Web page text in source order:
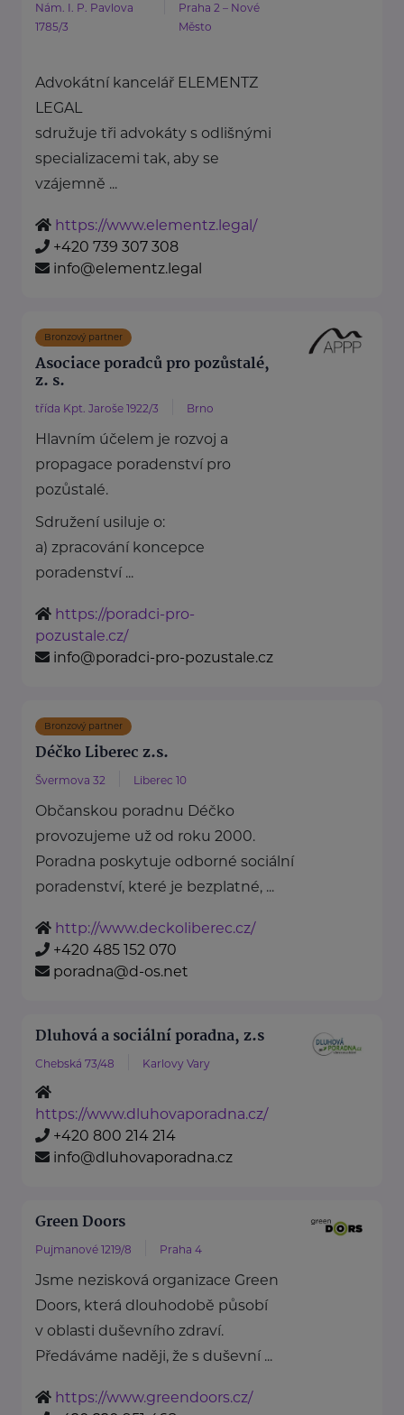
Nám. I. P. Pavlova
1785/3
Praha 2 – Nové
Město
Advokátní kancelář ELEMENTZ
LEGAL
sdružuje tři advokáty s odlišnými
specializacemi tak, aby se
vzájemně ...
https://www.elementz.legal/
+420 739 307 308
info@elementz.legal
Bronzový partner
Asociace poradců pro pozůstalé,
z. s.
třída Kpt. Jaroše 1922/3 Brno
Hlavním účelem je rozvoj a
propagace poradenství pro
pozůstalé.
Sdružení usiluje o:
a) zpracování koncepce
poradenství ...
https://poradci-pro-
pozustale.cz/
info@poradci-pro-pozustale.cz
Bronzový partner
Déčko Liberec z.s.
Švermova 32 Liberec 10
Občanskou poradnu Déčko
provozujeme už od roku 2000.
Poradna poskytuje odborné sociální
poradenství, které je bezplatné, ...
http://www.deckoliberec.cz/
+420 485 152 070
poradna@d-os.net
Dluhová a sociální poradna, z.s
Chebská 73/48 Karlovy Vary
https://www.dluhovaporadna.cz/
+420 800 214 214
info@dluhovaporadna.cz
Green Doors
Pujmanové 1219/8 Praha 4
Jsme nezisková organizace Green
Doors, která dlouhodobě působí
v oblasti duševního zdraví.
Předáváme naději, že s duševní ...
https://www.greendoors.cz/